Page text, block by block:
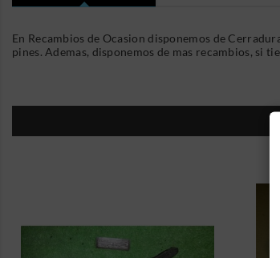
En Recambios de Ocasion disponemos de
pines. Ademas, disponemos de mas recambios, si